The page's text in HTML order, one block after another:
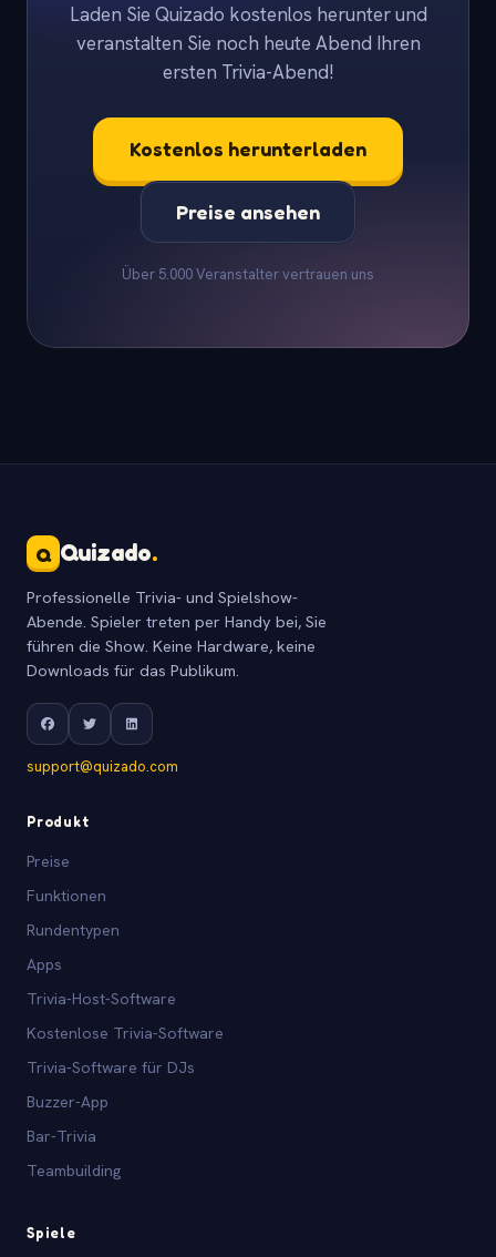
Laden Sie Quizado kostenlos herunter und
veranstalten Sie noch heute Abend Ihren
ersten Trivia-Abend!
Kostenlos herunterladen
Preise ansehen
Über 5.000 Veranstalter vertrauen uns
Q Quizado.
Professionelle Trivia- und Spielshow-
Abende. Spieler treten per Handy bei, Sie
führen die Show. Keine Hardware, keine
Downloads für das Publikum.
support@quizado.com
Produkt
Preise
Funktionen
Rundentypen
Apps
Trivia-Host-Software
Kostenlose Trivia-Software
Trivia-Software für DJs
Buzzer-App
Bar-Trivia
Teambuilding
Spiele